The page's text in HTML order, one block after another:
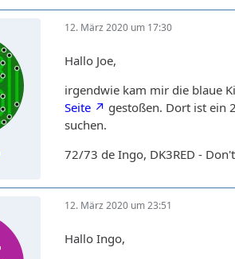
12. März 2020 um 17:30
Hallo Joe,
irgendwie kam mir die blaue
Seite
gestoßen. Dort ist ein
suchen.
72/73 de Ingo, DK3RED -
12. März 2020 um 23:51
Hallo Ingo,